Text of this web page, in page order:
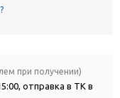
при получении)
отправка в ТК в